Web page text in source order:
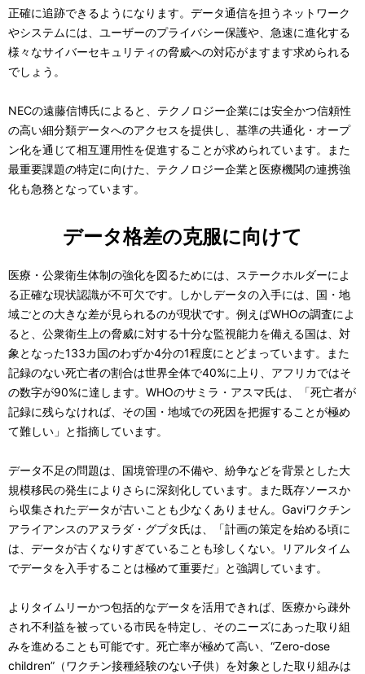
正確に追跡できるようになります。データ通信を担うネットワーク
やシステムには、ユーザーのプライバシー保護や、急速に進化する
様々なサイバーセキュリティの脅威への対応がますます求められる
でしょう。
NECの遠藤信博氏によると、テクノロジー企業には安全かつ信頼性
の高い細分類データへのアクセスを提供し、基準の共通化・オープ
ン化を通じて相互運用性を促進することが求められています。また
最重要課題の特定に向けた、テクノロジー企業と医療機関の連携強
化も急務となっています。
データ格差の克服に向けて
医療・公衆衛生体制の強化を図るためには、ステークホルダーによ
る正確な現状認識が不可欠です。しかしデータの入手には、国・地
域ごとの大きな差が見られるのが現状です。例えばWHOの調査によ
ると、公衆衛生上の脅威に対する十分な監視能力を備える国は、対
象となった133カ国のわずか4分の1程度にとどまっています。また
記録のない死亡者の割合は世界全体で40%に上り、アフリカではそ
の数字が90%に達します。WHOのサミラ・アスマ氏は、「死亡者が
記録に残らなければ、その国・地域での死因を把握することが極め
て難しい」と指摘しています。
データ不足の問題は、国境管理の不備や、紛争などを背景とした大
規模移民の発生によりさらに深刻化しています。また既存ソースか
ら収集されたデータが古いことも少なくありません。Gaviワクチン
アライアンスのアヌラダ・グプタ氏は、「計画の策定を始める頃に
は、データが古くなりすぎていることも珍しくない。リアルタイム
でデータを入手することは極めて重要だ」と強調しています。
よりタイムリーかつ包括的なデータを活用できれば、医療から疎外
され不利益を被っている市民を特定し、そのニーズにあった取り組
みを進めることも可能です。死亡率が極めて高い、“Zero-dose
children”（ワクチン接種経験のない子供）を対象とした取り組みは